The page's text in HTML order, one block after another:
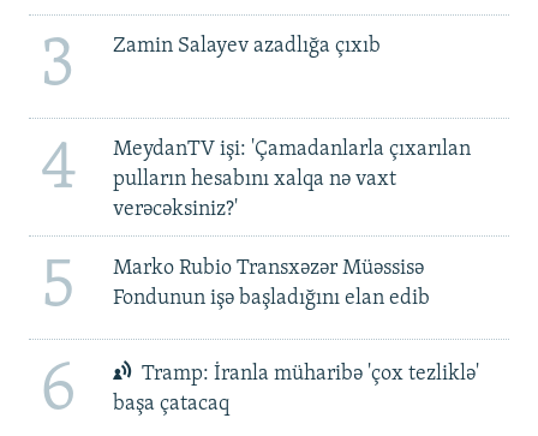
3 Zamin Salayev azadlığa çıxıb
4
MeydanTV işi: 'Çamadanlarla çıxarılan
pulların hesabını xalqa nə vaxt
verəcəksiniz?'
5
Marko Rubio Transxəzər Müəssisə
Fondunun işə başladığını elan edib
6
Tramp: İranla müharibə 'çox tezliklə'
başa çatacaq